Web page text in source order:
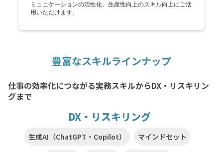
ミュニケーションの活性化、生産性向上のスキル向上にご活
用いただけます。
豊富なスキルラインナップ
仕事の効率化につながる実務スキルからDX・リスキリン
グまで
DX・リスキリング
生成AI（ChatGPT・Copilot） マインドセット